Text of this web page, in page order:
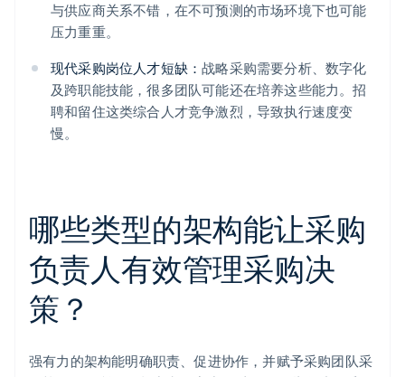
与供应商关系不错，在不可预测的市场环境下也可能
压力重重。
现代采购岗位人才短缺：战略采购需要分析、数字化
及跨职能技能，很多团队可能还在培养这些能力。招
聘和留住这类综合人才竞争激烈，导致执行速度变
慢。
哪些类型的架构能让采购
负责人有效管理采购决
策？
强有力的架构能明确职责、促进协作，并赋予采购团队采